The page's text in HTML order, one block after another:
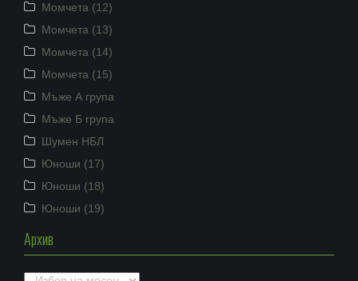
Момчета (12)
Момчета (13)
Момчета (14)
Момчета (15)
Мъже А група
Мъже Б група
Шумен НБЛ
Юноши (17)
Юноши (18)
Юноши (19)
Архив